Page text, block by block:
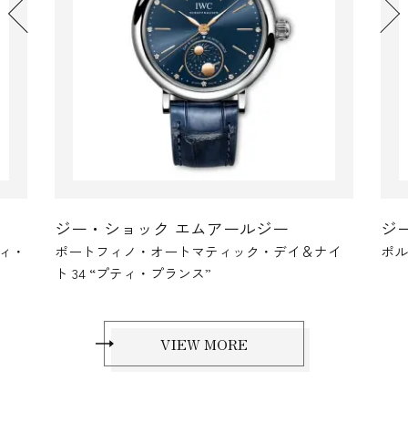
イ＆ナイ
ジー・ショック エムアールジー
ポルトギーゼ・オートマティック 42
VIEW MORE